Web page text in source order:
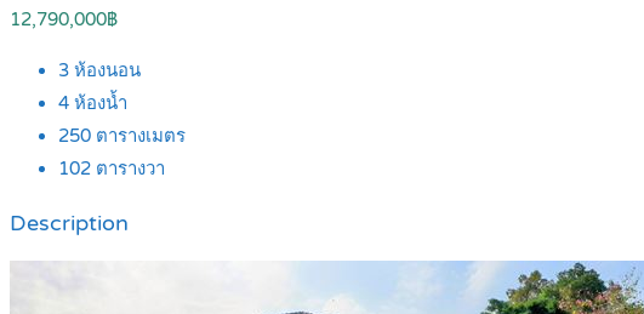
12,790,000฿
3 ห้องนอน
4 ห้องน้ำ
250 ตารางเมตร
102 ตารางวา
Description